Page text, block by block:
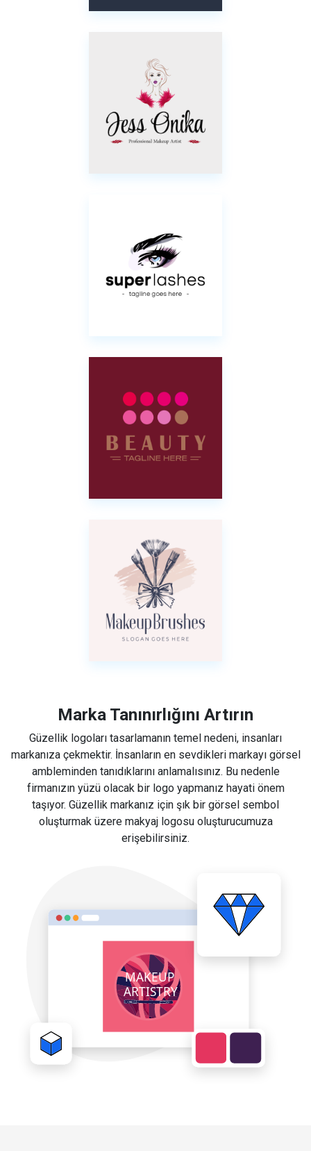
Marka Tanınırlığını Artırın
Güzellik logoları tasarlamanın temel nedeni, insanları
markanıza çekmektir. İnsanların en sevdikleri markayı görsel
ambleminden tanıdıklarını anlamalısınız. Bu nedenle
firmanızın yüzü olacak bir logo yapmanız hayati önem
taşıyor. Güzellik markanız için şık bir görsel sembol
oluşturmak üzere makyaj logosu oluşturucumuza
erişebilirsiniz.